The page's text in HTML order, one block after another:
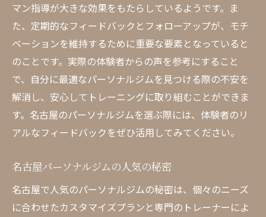
マン指導が大きな効果をもたらしているようです。ま
た、定期的なフィードバックとフォローアップが、モチ
ベーションを維持するために重要な要素となっていると
のことです。実際の体験者からの声を参考にすること
で、自分に最適なパーソナルジムを見つける際の不安を
解消し、安心してトレーニングに取り組むことができま
す。名古屋のパーソナルジムを選ぶ際には、体験者のリ
アルなフィードバックをぜひ活用してみてください。
名古屋パーソナルジムの人気の秘密
名古屋で人気のパーソナルジムの秘密は、個々のニーズ
に合わせたカスタマイズプランと専門のトレーナーによ